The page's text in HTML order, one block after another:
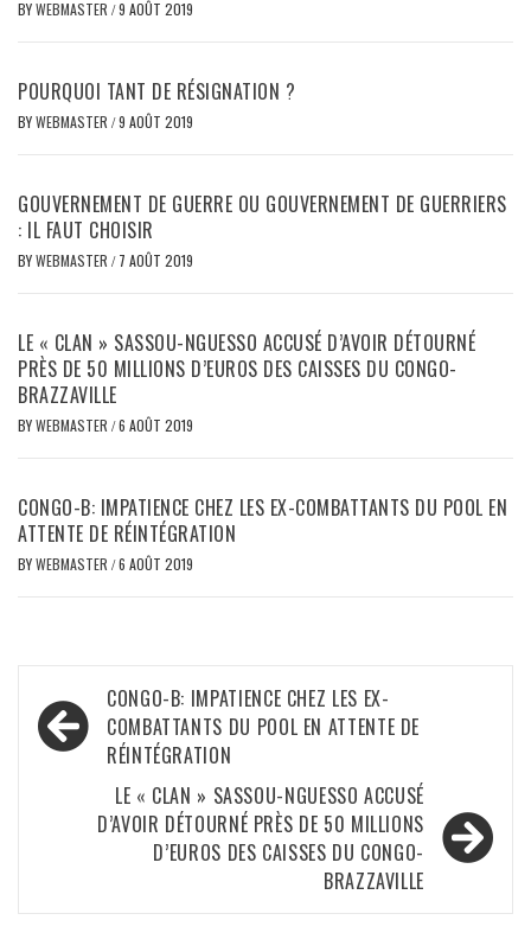
BYWEBMASTER /9 AOÛT 2019
POURQUOI TANT DE RÉSIGNATION ?
BYWEBMASTER /9 AOÛT 2019
GOUVERNEMENT DE GUERRE OU GOUVERNEMENT DE GUERRIERS
: IL FAUT CHOISIR
BYWEBMASTER / 7 AOÛT 2019
LE « CLAN » SASSOU-NGUESSO ACCUSÉ D’AVOIR DÉTOURNÉ
PRÈS DE 50 MILLIONS D’EUROS DES CAISSES DU CONGO-
BRAZZAVILLE
BYWEBMASTER /6 AOÛT 2019
CONGO-B: IMPATIENCE CHEZ LES EX-COMBATTANTS DU POOL EN
ATTENTE DE RÉINTÉGRATION
BYWEBMASTER /6 AOÛT 2019
Navigation
de
l’article
CONGO-B: IMPATIENCE CHEZ LES EX-
COMBATTANTS DU POOL EN ATTENTE DE
RÉINTÉGRATION
LE « CLAN » SASSOU-NGUESSO ACCUSÉ
D’AVOIR DÉTOURNÉ PRÈS DE 50 MILLIONS
D’EUROS DES CAISSES DU CONGO-
BRAZZAVILLE